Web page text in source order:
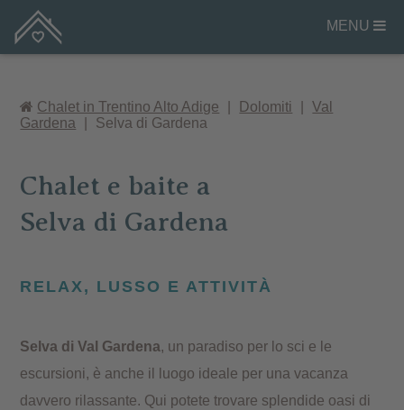
MENU
Chalet in Trentino Alto Adige Dolomiti
Val
Gardena
Selva di Gardena
Chalet e baite a
Selva di Gardena
RELAX, LUSSO E ATTIVITÀ
Selva di Val Gardena, un paradiso per lo sci e le
escursioni, è anche il luogo ideale per una vacanza
davvero rilassante. Qui potete trovare splendide oasi di